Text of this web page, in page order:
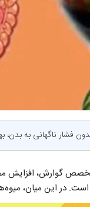
فشار ناگهانی به
گوارش، افزایش
است. در این میان،